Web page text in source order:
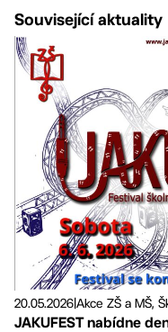
Související aktuality
20.05.2026Akce ZŠ a MŠ,
JAKUFEST nabídne